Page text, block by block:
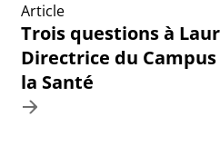
Article
Trois questions à
Directrice du
la Santé